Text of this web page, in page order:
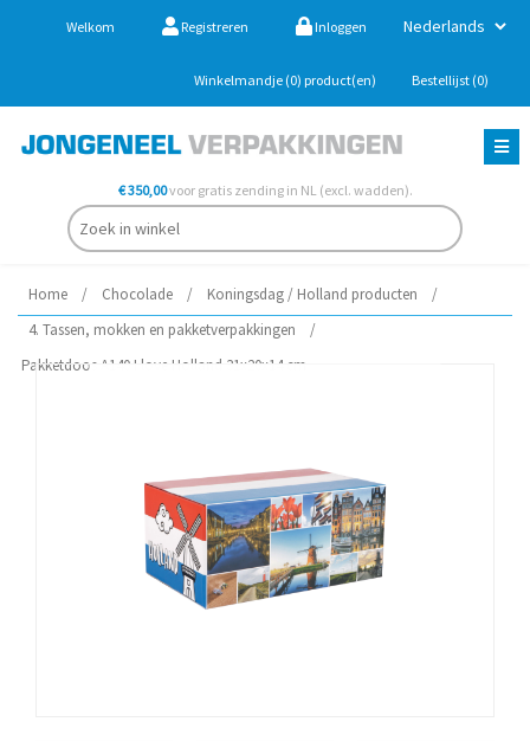
Welkom Registreren Inloggen
Winkelmandje (0) product(en) Bestellijst (0)
€ 350,00voor gratis zending in NL (excl. wadden).
Home / Chocolade / Koningsdag / Holland producten
/
4. Tassen, mokken en pakketverpakkingen
/
Pakketdoos A140 I love Holland 31x20x14 cm